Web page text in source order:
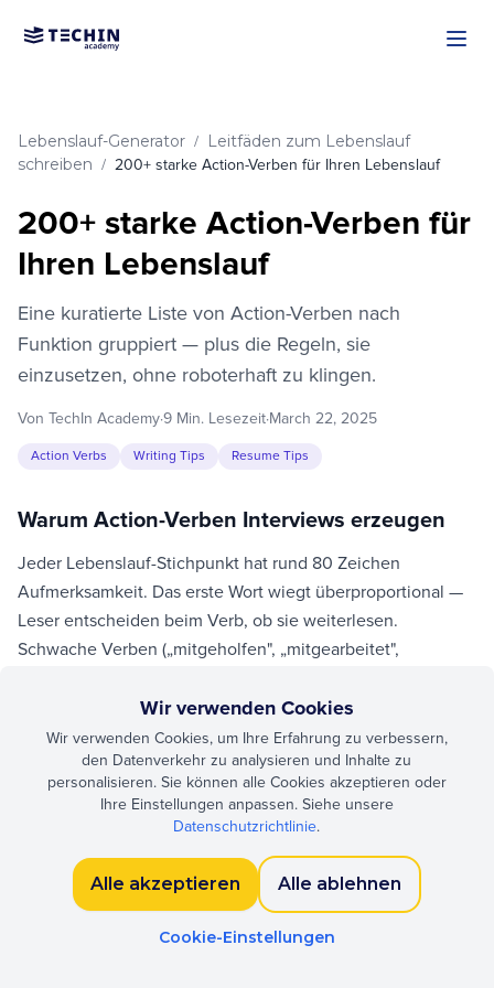
Lebenslauf-Generator / Leitfäden zum Lebenslauf
schreiben / 200+ starke Action-Verben für Ihren Lebenslauf
200+ starke Action-Verben für
Ihren Lebenslauf
Eine kuratierte Liste von Action-Verben nach
Funktion gruppiert — plus die Regeln, sie
einzusetzen, ohne roboterhaft zu klingen.
Von TechIn Academy·9 Min. Lesezeit·March 22, 2025
Action Verbs Writing Tips Resume Tips
Warum Action-Verben Interviews erzeugen
Jeder Lebenslauf-Stichpunkt hat rund 80 Zeichen
Aufmerksamkeit. Das erste Wort wiegt überproportional —
Leser entscheiden beim Verb, ob sie weiterlesen.
Schwache Verben („mitgeholfen", „mitgearbeitet",
Starke Verben („geführt", „ausgeliefert", „verhandelt")
signalisieren Verantwortung.
Führung und Verantwortung
geleitet, gelenkt, orchestriert, getrieben, vorangetrieben,
mentoriert, gecoacht, koordiniert, mobilisiert, pilotiert,
gemanagt, dirigiert, delegiert, ermächtigt. „Geführt" nur
Wir verwenden Cookies
Wir verwenden Cookies, um Ihre Erfahrung zu verbessern,
den Datenverkehr zu analysieren und Inhalte zu
personalisieren. Sie können alle Cookies akzeptieren oder
Ihre Einstellungen anpassen. Siehe unsere
Datenschutzrichtlinie.
Alle akzeptieren Alle ablehnen
Cookie-Einstellungen